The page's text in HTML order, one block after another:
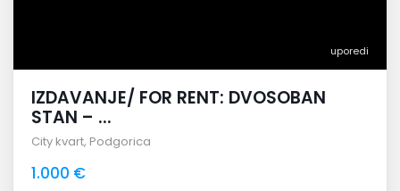
uporedi
IZDAVANJE/ FOR RENT: DVOSOBAN
STAN – ...
City kvart, Podgorica
1.000 €